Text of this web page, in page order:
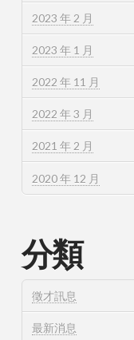
2023 年 2 月
2023 年 1 月
2022 年 11 月
2022 年 3 月
2021 年 2 月
2020 年 12 月
分類
徵才訊息
最新消息